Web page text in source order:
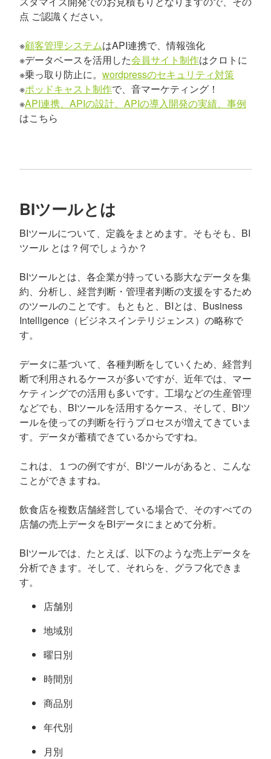
点 ご認識ください。
※顧客管理システムはAPI連携で、情報強化
※データベースを活用した会員サイト制作はクロトに
※乗っ取り防止に。 wordpressのセキュリティ対策
※ポッドキャスト制作で、音マーケティング！
※API連携、APIの設計、APIの導入開発の実績、事例
はこちら
BIツールとは
BIツールについて、定義をまとめます。そもそも、BI
ツール とは？何でしょうか？
BIツールとは、各企業が持っている膨大なデータを集
約、分析し、経営判断・管理者判断の支援をするため
のツールのことです。もともと、BIとは、Business
Intelligence（ビジネスインテリジェンス）の略称で
す。
データに基づいて、各種判断をしていくため、経営判
断で利用されるケースが多いですが、近年では、マー
ケティングでの活用も多いです。工場などの生産管理
などでも、BIツールを活用するケース、そして、BIツ
ールを使っての判断を行うプロセスが増えてきていま
す。データが蓄積できているからですね。
これは、１つの例ですが、BIツールがあると、こんな
ことができますね。
飲食店を複数店舗経営している場合で、そのすべての
店舗の売上データをBIデータにまとめて分析。
BIツールでは、たとえば、以下のような売上データを
分析できます。そして、それらを、グラフ化できま
す。
店舗別
地域別
曜日別
時間別
商品別
年代別
月別